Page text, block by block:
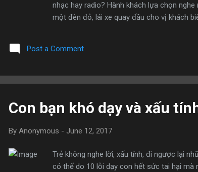
nhạc hay radio? Hành khách lựa chọn
một đèn đỏ, lái xe quay đầu cho vị khách
vị tài xế thắc mắc, vẻ mặt vị tài xế như
chính trị và tôn giáo,...
Post a Comment
Con bạn khó dạy và xấu
By Anonymous - June 12, 2017
Trẻ không nghe lời, xấu tính, đi ngược lại
có thể do 10 lỗi dạy con hết sức tai hại mà